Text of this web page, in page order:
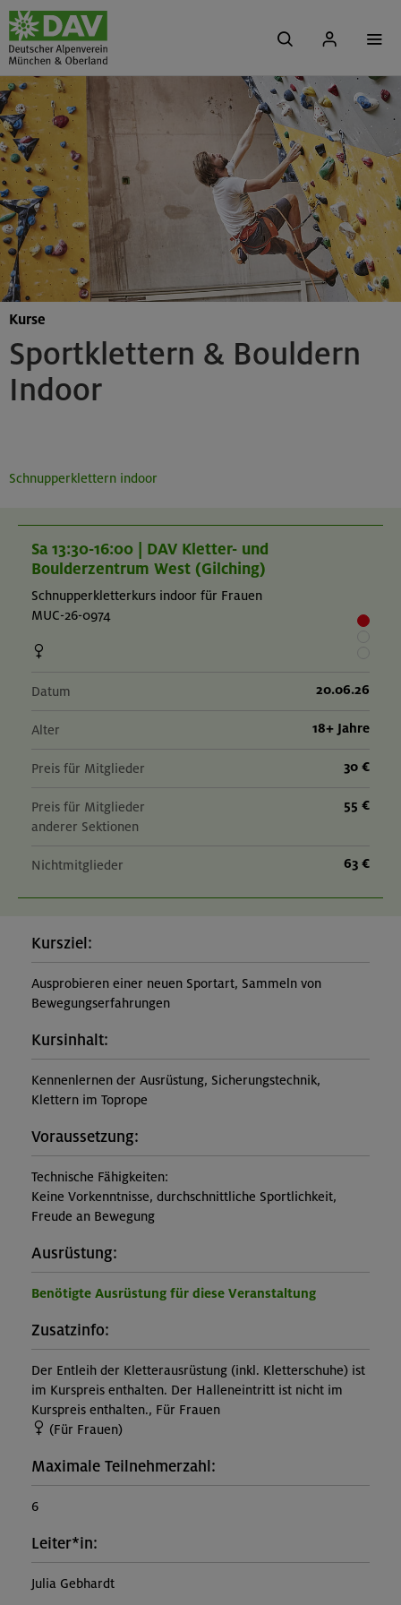
Sportklettern & Bouldern
Indoor
Kurse
Schnupperklettern indoor
Sa 13:30-16:00 | DAV Kletter- und
Boulderzentrum West (Gilching)
Schnupperkletterkurs indoor für Frauen
MUC-26-0974
Datum 20.06.26
Alter 18+ Jahre
Preis für Mitglieder 30 €
Preis für Mitglieder
anderer Sektionen
55 €
Nichtmitglieder 63 €
Kursziel:
Ausprobieren einer neuen Sportart, Sammeln von
Bewegungserfahrungen
Kursinhalt:
Kennenlernen der Ausrüstung, Sicherungstechnik,
Klettern im Toprope
Voraussetzung:
Technische Fähigkeiten:
Keine Vorkenntnisse, durchschnittliche Sportlichkeit,
Freude an Bewegung
Ausrüstung:
Benötigte Ausrüstung für diese Veranstaltung
Zusatzinfo:
Der Entleih der Kletterausrüstung (inkl. Kletterschuhe) ist
im Kurspreis enthalten. Der Halleneintritt ist nicht im
Kurspreis enthalten., Für Frauen
(Für Frauen)
Maximale Teilnehmerzahl:
6
Leiter*in:
Julia Gebhardt